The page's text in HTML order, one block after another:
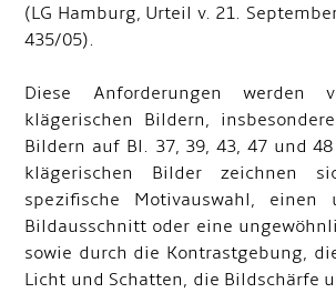
(LG Hamburg, Urteil v. 21.
435/05).
Diese Anforderungen werden
klägerischen Bildern,
Bildern auf Bl. 37, 39, 43, 47 und
klägerischen Bilder zeichnen
spezifische Motivauswahl, einen
Bildausschnitt oder eine
sowie durch die Kontrastgebung,
Licht und Schatten, die Bildschärfe